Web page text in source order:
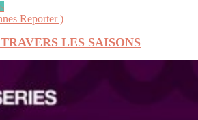
Reporter )
LES SAISONS